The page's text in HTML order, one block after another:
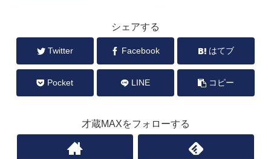
シェアする
Twitter Facebook はてブ
Pocket LINE コピー
才蔵MAXをフォローする